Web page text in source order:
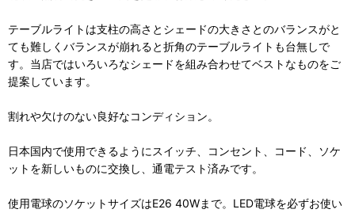
テーブルライトは支柱の高さとシェードの大きさとのバランスがと
ても難しくバランスが崩れると折角のテーブルライトも台無しで
す。当店ではいろいろなシェードを組み合わせてベストなものをご
提案しています。
割れや欠けのない良好なコンディション。
日本国内で使用できるようにスイッチ、コンセント、コード、ソケ
ットを新しいものに交換し、通電テスト済みです。
使用電球のソケットサイズはE26 40Wまで。LED電球を必ずお使い